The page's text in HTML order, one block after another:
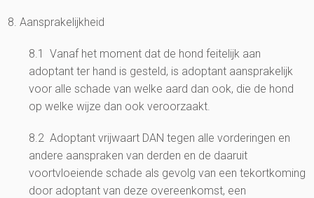
8. Aansprakelijkheid
8.1 Vanaf het moment dat de hond feitelijk aan
adoptant ter hand is gesteld, is adoptant aansprakelijk
voor alle schade van welke aard dan ook, die de hond
op welke wijze dan ook veroorzaakt.
8.2 Adoptant vrijwaart DAN tegen alle vorderingen en
andere aanspraken van derden en de daaruit
voortvloeiende schade als gevolg van een tekortkoming
door adoptant van deze overeenkomst, een